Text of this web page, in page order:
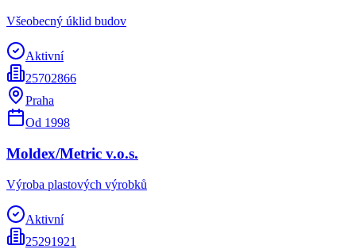
Všeobecný úklid budov
Aktivní
25702866
Praha
Od 1998
Moldex/Metric v.o.s.
Výroba plastových výrobků
Aktivní
25291921